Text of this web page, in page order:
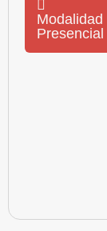
Modalidad
Presencial